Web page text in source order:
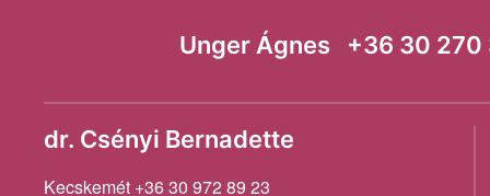
Unger Ágnes +36 30
dr. Csényi Bernadette
Kecskemét +36 30 972 89 23